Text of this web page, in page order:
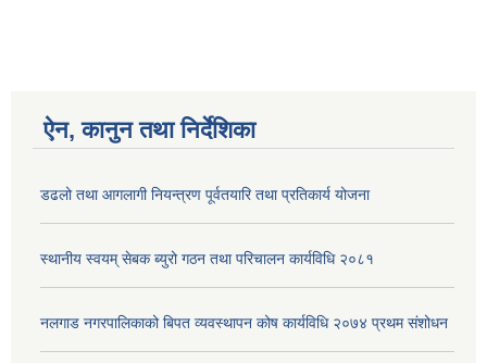
ऐन, कानुन तथा निर्देशिका
डढलो तथा आगलागी नियन्त्रण पूर्वतयारि तथा प्रतिकार्य योजना
स्थानीय स्वयम् सेबक ब्युरो गठन तथा परिचालन कार्यविधि २०८१
नलगाड नगरपालिकाको बिपत व्यवस्थापन कोष कार्यविधि २०७४ प्रथम संशोधन